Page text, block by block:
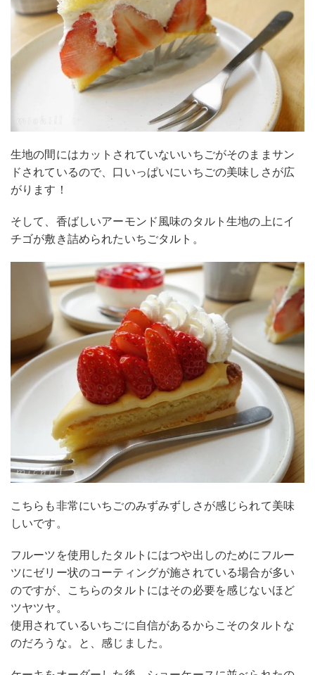
生地の間にはカットされていないいちごがそのままサン
ドされているので、口いっぱいにいちごの美味しさが広
がります！
そして、香ばしいアーモンド風味のタルト生地の上にイ
チゴが敷き詰められたいちごタルト。
こちらも非常にいちごのみずみずしさが感じられて美味
しいです。
フルーツを使用したタルトにはつや出しのためにフルー
ツにゼリー状のコーティングが施されている場合が多い
のですが、こちらのタルトにはその必要を感じないほど
ツヤツヤ。
使用されているいちごに自信があるからこそのタルトな
のだろうな。と、感じました。